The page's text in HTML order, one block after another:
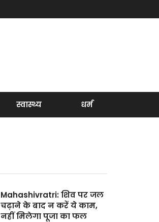
स्वास्थ्य धर्म
Mahashivratri: शिव पर जल
चढ़ाने के बाद न करें ये काम,
नहीं मिलेगा पूजा का फल